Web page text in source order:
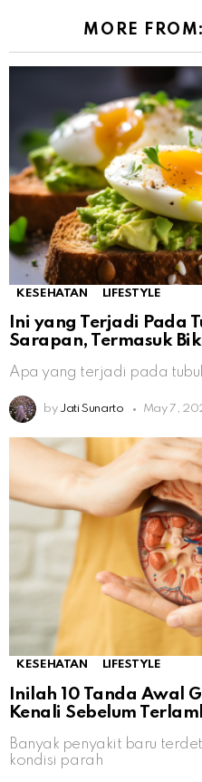
MORE FROM:
KESEHATAN LIFESTYLE
Ini yang Terjadi Pada
Sarapan, Termasuk
Apa yang terjadi pada
by Jati Sunarto May 7,
KESEHATAN LIFESTYLE
Inilah 10 Tanda Awal
Kenali Sebelum
Banyak penyakit baru
kondisi parah